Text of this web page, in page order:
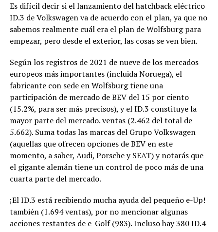
Es difícil decir si el lanzamiento del hatchback eléctrico
ID.3 de Volkswagen va de acuerdo con el plan, ya que no
sabemos realmente cuál era el plan de Wolfsburg para
empezar, pero desde el exterior, las cosas se ven bien.
Según los registros de 2021 de nueve de los mercados
europeos más importantes (incluida Noruega), el
fabricante con sede en Wolfsburg tiene una
participación de mercado de BEV del 15 por ciento
(15.2%, para ser más precisos), y el ID.3 constituye la
mayor parte del mercado. ventas (2.462 del total de
5.662). Suma todas las marcas del Grupo Volkswagen
(aquellas que ofrecen opciones de BEV en este
momento, a saber, Audi, Porsche y SEAT) y notarás que
el gigante alemán tiene un control de poco más de una
cuarta parte del mercado.
¡El ID.3 está recibiendo mucha ayuda del pequeño e-Up!
también (1.694 ventas), por no mencionar algunas
acciones restantes de e-Golf (983). Incluso hay 380 ID.4